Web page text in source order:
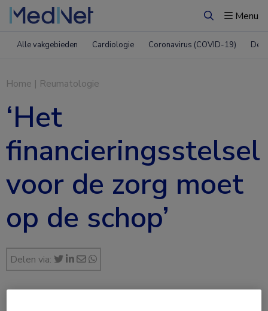
ZoekenMenu
Alle vakgebieden Cardiologie Coronavirus (COVID-19)
Home | Reumatologie
‘Het
financieringsstelsel
voor de zorg moet
op de schop’
Delen via: